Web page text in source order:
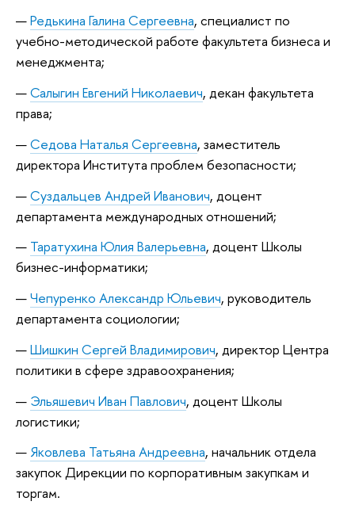
Редькина Галина Сергеевна, специалист по
учебно-методической работе факультета бизнеса и
менеджмента;
Салыгин Евгений Николаевич, декан факультета
права;
Седова Наталья Сергеевна, заместитель
директора Института проблем безопасности;
Суздальцев Андрей Иванович, доцент
департамента международных отношений;
Таратухина Юлия Валерьевна, доцент Школы
бизнес-информатики;
Чепуренко Александр Юльевич, руководитель
департамента социологии;
Шишкин Сергей Владимирович, директор Центра
политики в сфере здравоохранения;
Эльяшевич Иван Павлович, доцент Школы
логистики;
Яковлева Татьяна Андреевна, начальник отдела
закупок Дирекции по корпоративным закупкам и
торгам.